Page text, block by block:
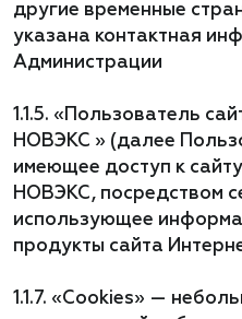
другие временные
указана контактная
Администрации
1.1.5. «Пользователь
НОВЭКС » (далее
имеющее доступ к
НОВЭКС, посредством
использующее
продукты сайта
1.1.7. «Cookies» —